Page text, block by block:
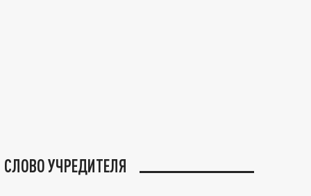
СЛОВО УЧРЕДИТЕЛЯ